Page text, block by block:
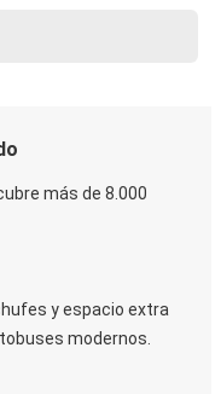
más de 8.000
y espacio extra
modernos.